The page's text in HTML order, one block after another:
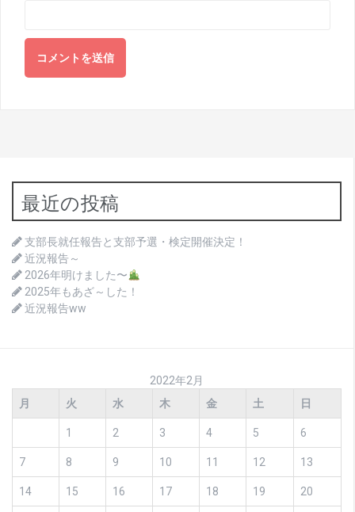
最近の投稿
支部長就任報告と支部予選・検定開催決定！
近況報告～
2026年明けました〜
2025年もあざ～した！
近況報告ww
2022年2月
月
火 水 木 金 土 日
1 2 3 4 5 6
7 8 9 10 11 12 13
14 15 16 17 18 19 20